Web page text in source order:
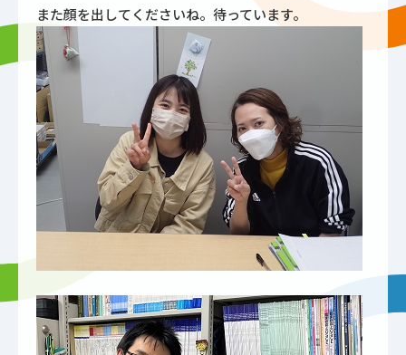
また顔を出してくださいね。待っています。